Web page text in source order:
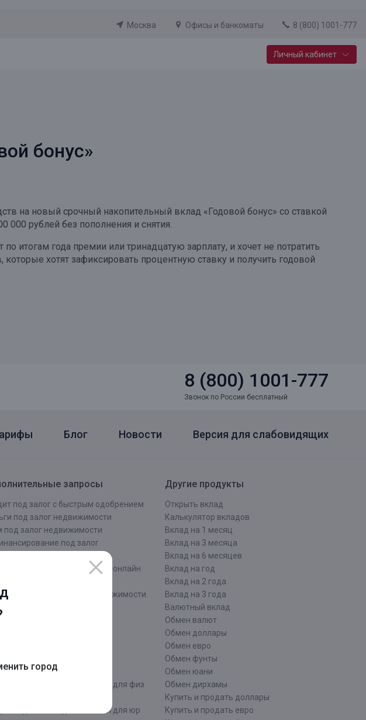
город
Москва Офисы и банкоматы 8 (800) 1001-777
Личный кабинет
бонус»
на новый срочный накопительный вклад «Годовой бонус» со ставкой
рублей без пополнения и снятия.
итогам года премии или тринадцатую зарплату, и хочет не потратить
хотят зафиксировать процентную ставку и получить годовой
8 (800) 1001-777
Звонок по России бесплатный
Блог Новости Версия для слабовидящих
запросы
под залог с быстрым одобрением
под залог недвижимости
под залог недвижимости
под залог
под залог недвижимости онлайн
кредит под залог недвижимости
под залог недвижимости для физ
под залог недвижимости для юр
Другие продукты
Открыть вклад
Калькулятор вкладов
Вклад на 1 месяц
Вклад на 3 месяца
Вклад на 6 месяцев
Вклад на год
Вклад на 2 года
Вклад на 3 года
Валютный вклад
Обмен валют
Обмен доллары
Обмен евро
Обмен фунты
Обмен юани
Обмен дирхамы
Купить и продать доллары
Купить и продать евро